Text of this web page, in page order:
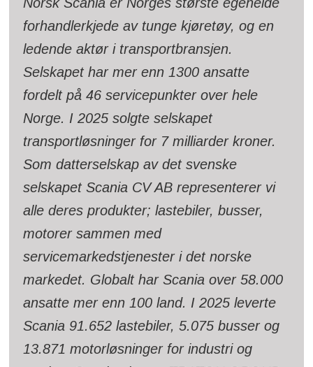
forhandlerkjede av tunge kjøretøy, og en
ledende aktør i transportbransjen.
Selskapet har mer enn 1300 ansatte
fordelt på 46 servicepunkter over hele
Norge. I 2025 solgte selskapet
transportløsninger for 7 milliarder kroner.
Som datterselskap av det svenske
selskapet Scania CV AB representerer vi
alle deres produkter; lastebiler, busser,
motorer sammen med
servicemarkedstjenester i det norske
markedet. Globalt har Scania over 58.000
ansatte mer enn 100 land. I 2025 leverte
Scania 91.652 lastebiler, 5.075 busser og
13.871 motorløsninger for industri og